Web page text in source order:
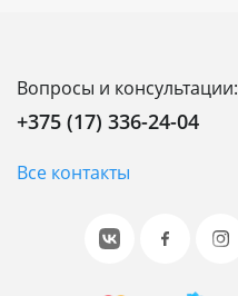
Вопросы и консультации:
+375 (17) 336-24-04
Все контакты